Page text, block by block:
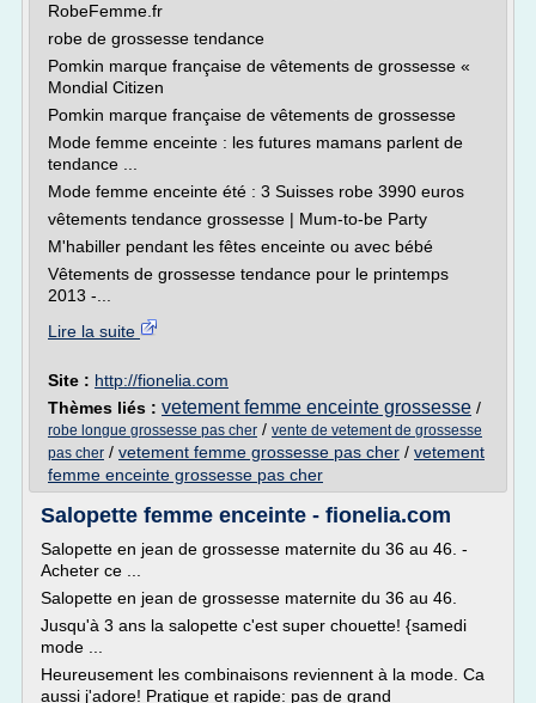
RobeFemme.fr
robe de grossesse tendance
Pomkin marque française de vêtements de grossesse «
Mondial Citizen
Pomkin marque française de vêtements de grossesse
Mode femme enceinte : les futures mamans parlent de
tendance ...
Mode femme enceinte été : 3 Suisses robe 3990 euros
vêtements tendance grossesse | Mum-to-be Party
M'habiller pendant les fêtes enceinte ou avec bébé
Vêtements de grossesse tendance pour le printemps
2013 -...
Lire la suite
Site : http://fionelia.com
Thèmes liés : vetement femme enceinte grossesse /
robe longue grossesse pas cher / vente de vetement de grossesse
pas cher / vetement femme grossesse pas cher / vetement
femme enceinte grossesse pas cher
Salopette femme enceinte - fionelia.com
Salopette en jean de grossesse maternite du 36 au 46. -
Acheter ce ...
Salopette en jean de grossesse maternite du 36 au 46.
Jusqu'à 3 ans la salopette c'est super chouette! {samedi
mode ...
Heureusement les combinaisons reviennent à la mode. Ca
aussi j'adore! Pratique et rapide: pas de grand